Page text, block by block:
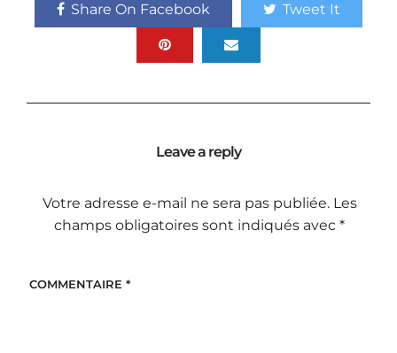
Share On Facebook Tweet It
Leave a reply
Votre adresse e-mail ne sera pas publiée. Les
champs obligatoires sont indiqués avec*
COMMENTAIRE *